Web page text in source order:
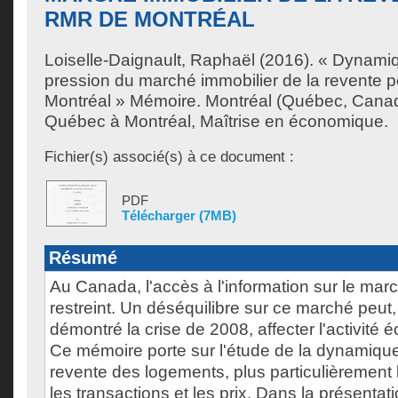
RMR DE MONTRÉAL
Loiselle-Daignault, Raphaël (2016). «
pression du marché immobilier de la revente
Montréal » Mémoire. Montréal (Québec,
Québec à Montréal, Maîtrise en économique.
Fichier(s) associé(s) à ce document :
PDF
Télécharger (7MB)
Résumé
Au Canada, l'accès à l'information sur le
restreint. Un déséquilibre sur ce marché
démontré la crise de 2008, affecter l'activité
Ce mémoire porte sur l'étude de la
revente des logements, plus particulièrement
les transactions et les prix. Dans la